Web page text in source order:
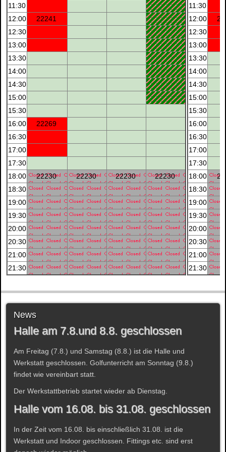
11:30
12:00
22241
12:30
13:00
13:30
14:00
14:30
15:00
15:30
16:00
22269
16:30
17:00
17:30
18:00
22230 22230 22230
22230
18:30
19:00
19:30
20:00
20:30
21:00
21:30
11:30
12:00
12:30
13:00
13:30
14:00
14:30
15:00
15:30
16:00
16:30
17:00
17:30
18:00
18:30
19:00
19:30
20:00
20:30
21:00
21:30
News
Halle am 7.8.und 8.8. geschlossen
Am Freitag (7.8.) und Samstag (8.8.) ist die Halle und
Werkstatt geschlossen. Golfunterricht am Sonntag (9.8.)
findet wie vereinbart statt.
Der Werkstattbetrieb startet wieder ab Dienstag.
Halle vom 16.08. bis 31.08. geschlossen
In der Zeit vom 16.08. bis einschließlich 31.08. ist die
Werkstatt und Indoor geschlossen. Fittings etc. sind erst